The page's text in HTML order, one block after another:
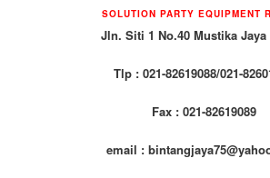
SOLUTION PARTY EQUIPMENT
Jln. Siti 1 No.40 Mustika Jaya
Tlp : 021-82619088/021-
Fax : 021-82619089
email :